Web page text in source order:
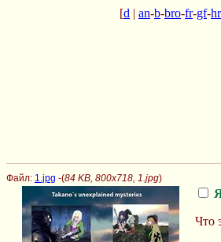
[d | an-b-bro-fr-gf-hr
Файл: 1.jpg -(84 KB, 800x718, 1.jpg)
Что